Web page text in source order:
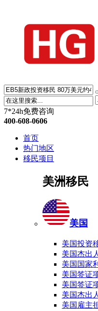
7*24h免费咨询
400-608-0606
首页
热门地区
移民项目
美洲移民
美国
美国投资
美国杰出
美国国家
美国签证
美国签证
美国杰出
美国雇主